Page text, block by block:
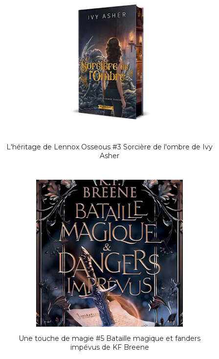
L'héritage de Lennox Osseous #3 Sorcière de l'ombre de Ivy
Asher
Une touche de magie #5 Bataille magique et fanders
impévus de KF Breene